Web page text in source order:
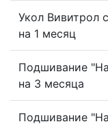
Укол Вивитрол
на 1 месяц
Подшивание
на 3 месяца
Подшивание